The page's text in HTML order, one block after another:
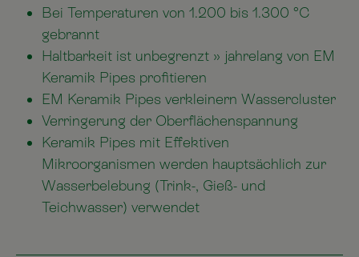
Bei Temperaturen von 1.200 bis 1.300 °C
gebrannt
Haltbarkeit ist unbegrenzt » jahrelang von EM
Keramik Pipes profitieren
EM Keramik Pipes verkleinern Wassercluster
Verringerung der Oberflächenspannung
Keramik Pipes mit Effektiven
Mikroorganismen werden hauptsächlich zur
Wasserbelebung (Trink-, Gieß- und
Teichwasser) verwendet